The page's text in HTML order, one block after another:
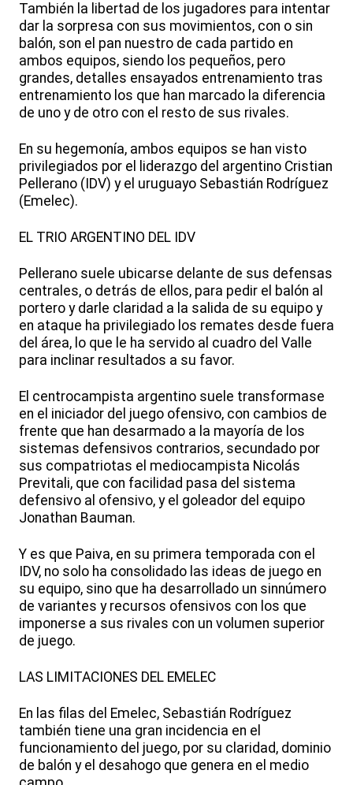
También la libertad de los jugadores para intentar
dar la sorpresa con sus movimientos, con o sin
balón, son el pan nuestro de cada partido en
ambos equipos, siendo los pequeños, pero
grandes, detalles ensayados entrenamiento tras
entrenamiento los que han marcado la diferencia
de uno y de otro con el resto de sus rivales.
En su hegemonía, ambos equipos se han visto
privilegiados por el liderazgo del argentino Cristian
Pellerano (IDV) y el uruguayo Sebastián Rodríguez
(Emelec).
EL TRIO ARGENTINO DEL IDV
Pellerano suele ubicarse delante de sus defensas
centrales, o detrás de ellos, para pedir el balón al
portero y darle claridad a la salida de su equipo y
en ataque ha privilegiado los remates desde fuera
del área, lo que le ha servido al cuadro del Valle
para inclinar resultados a su favor.
El centrocampista argentino suele transformase
en el iniciador del juego ofensivo, con cambios de
frente que han desarmado a la mayoría de los
sistemas defensivos contrarios, secundado por
sus compatriotas el mediocampista Nicolás
Previtali, que con facilidad pasa del sistema
defensivo al ofensivo, y el goleador del equipo
Jonathan Bauman.
Y es que Paiva, en su primera temporada con el
IDV, no solo ha consolidado las ideas de juego en
su equipo, sino que ha desarrollado un sinnúmero
de variantes y recursos ofensivos con los que
imponerse a sus rivales con un volumen superior
de juego.
LAS LIMITACIONES DEL EMELEC
En las filas del Emelec, Sebastián Rodríguez
también tiene una gran incidencia en el
funcionamiento del juego, por su claridad, dominio
de balón y el desahogo que genera en el medio